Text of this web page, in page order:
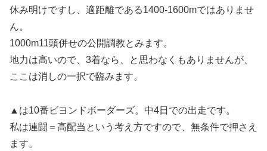
休み明けですし、適距離である1400-1600mではありませ
ん。
1000m11頭併せの公開調教とみます。
地力は高いので、3着なら、と思わなくもありませんが、
ここは消しの一択で臨みます。
▲は10番ビヨンドボーダーズ。中4日での出走です。
私は連闘＝高配当という考え方ですので、無条件で押さえ
ます。